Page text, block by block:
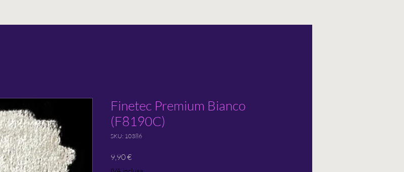
Finetec Premium Bianco
(F8190C)
SKU: 10386
9,90 €Prezzo